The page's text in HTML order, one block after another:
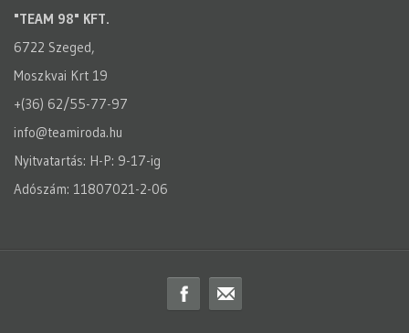
"TEAM 98" KFT.
6722 Szeged,
Moszkvai Krt 19
+(36) 62/55-77-97
info@teamiroda.hu
Nyitvatartás: H-P: 9-17-ig
Adószám: 11807021-2-06